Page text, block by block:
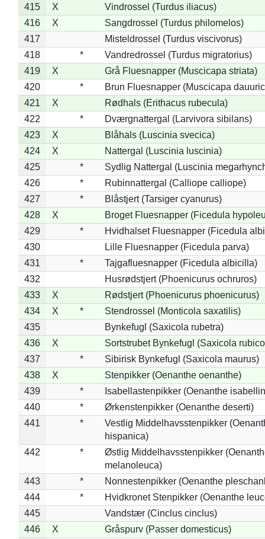
415
X
Vindrossel (Turdus iliacus)
416
X
Sangdrossel (Turdus philomelos)
417
Misteldrossel (Turdus viscivorus)
418
*
Vandredrossel (Turdus migratorius)
419
X
Grå Fluesnapper (Muscicapa striata)
420
*
Brun Fluesnapper (Muscicapa
421
X
Rødhals (Erithacus rubecula)
422
*
Dværgnattergal (Larvivora sibilans)
423
X
Blåhals (Luscinia svecica)
424
X
Nattergal (Luscinia luscinia)
425
*
Sydlig Nattergal (Luscinia
426
*
Rubinnattergal (Calliope calliope)
427
*
Blåstjert (Tarsiger cyanurus)
428
X
Broget Fluesnapper (Ficedula
429
*
Hvidhalset Fluesnapper (Ficedula
430
Lille Fluesnapper (Ficedula parva)
431
*
Tajgafluesnapper (Ficedula albicilla)
432
Husrødstjert (Phoenicurus ochruros)
433
X
Rødstjert (Phoenicurus phoenicurus)
434
X *
Stendrossel (Monticola saxatilis)
435
Bynkefugl (Saxicola rubetra)
436
X
Sortstrubet Bynkefugl (Saxicola
437
*
Sibirisk Bynkefugl (Saxicola maurus)
438
X
Stenpikker (Oenanthe oenanthe)
439
*
Isabellastenpikker (Oenanthe
440
*
Ørkenstenpikker (Oenanthe deserti)
441
*
Vestlig Middelhavsstenpikker
hispanica)
442
*
Østlig Middelhavsstenpikker
melanoleuca)
443
*
Nonnestenpikker (Oenanthe
444
*
Hvidkronet Stenpikker (Oenanthe
445
Vandstær (Cinclus cinclus)
446
X
Gråspurv (Passer domesticus)